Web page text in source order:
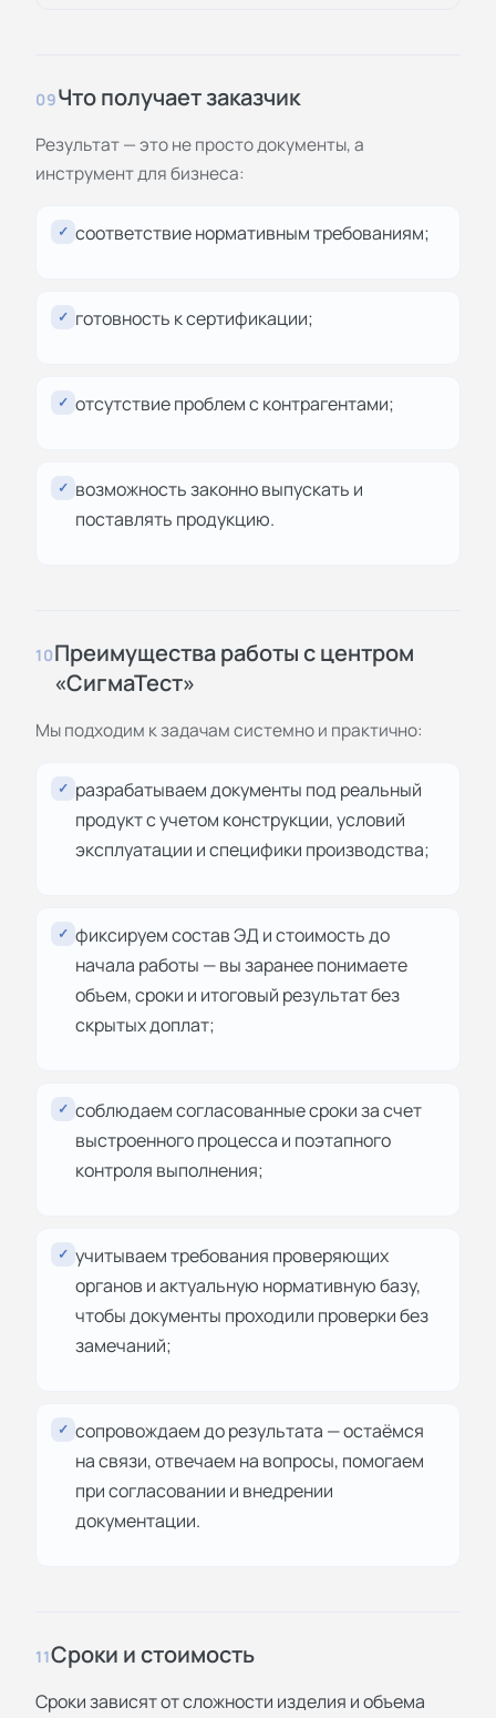
09Что получает заказчик
Результат — это не просто документы, а
инструмент для бизнеса:
✓ соответствие нормативным требованиям;
✓ готовность к сертификации;
✓ отсутствие проблем с контрагентами;
✓ возможность законно выпускать и
поставлять продукцию.
10Преимущества работы с центром
«СигмаТест»
Мы подходим к задачам системно и практично:
✓ разрабатываем документы под реальный
продукт с учетом конструкции, условий
эксплуатации и специфики производства;
✓ фиксируем состав ЭД и стоимость до
начала работы — вы заранее понимаете
объем, сроки и итоговый результат без
скрытых доплат;
✓ соблюдаем согласованные сроки за счет
выстроенного процесса и поэтапного
контроля выполнения;
✓ учитываем требования проверяющих
органов и актуальную нормативную базу,
чтобы документы проходили проверки без
замечаний;
✓ сопровождаем до результата — остаёмся
на связи, отвечаем на вопросы, помогаем
при согласовании и внедрении
документации.
11Сроки и стоимость
Сроки зависят от сложности изделия и объема